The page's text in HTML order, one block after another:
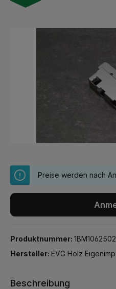
Preise werden nach
Produktnummer: 1BM1062502
Hersteller: EVG Holz
Beschreibung